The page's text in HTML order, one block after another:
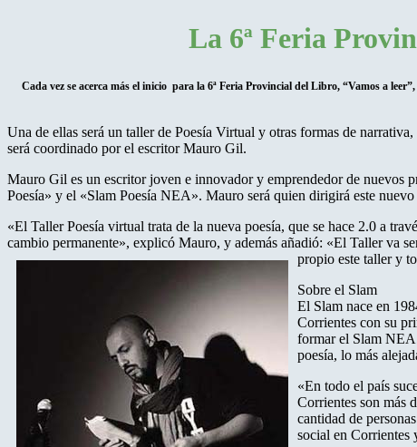
La 6ª Feria
Cada vez se acerca más el inicio para la 6ª Feria Provincial del Libro, “Vamos a
Una de ellas será un taller de Poesía Virtual y otras formas de
será coordinado por el escritor Mauro Gil.
Mauro Gil es un escritor joven e innovador y emprendedor de nuevos
Poesía» y el «Slam Poesía NEA». Mauro será quien dirigirá este
«El Taller Poesía virtual trata de la nueva poesía, que se hace 2.0 a
cambio permanente», explicó Mauro, y además añadió: «El Taller va
propio este taller y
Sobre el Slam
El Slam nace en
Corrientes con su
formar el Slam
poesía, lo más
«En todo el país
Corrientes son más
cantidad de
social en Corrientes